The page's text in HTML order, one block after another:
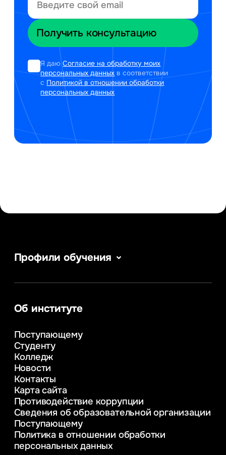
Я даюСогласие на обработку моих
персональных данных в соответствии
с Политикой в отношении обработки
персональных данных
Профили обучения
Информатика
аналитика
Управление в сфере коммерческой
Психолого-педагогическое
консультирование и медиация
в образовании
Веб-дизайн
Управление инновационным развитием
предприятия
Уголовное право
Информационные технологии в бизнесе
Информационное и программное
обеспечение бизнес процессов
Управление человеческими ресурсами
Об институте
Поступающему
Студенту
Колледж
Новости
Контакты
Карта сайта
Противодействие коррупции
Сведения об образовательной организации
Поступающему
Политика в отношении обработки
персональных данных